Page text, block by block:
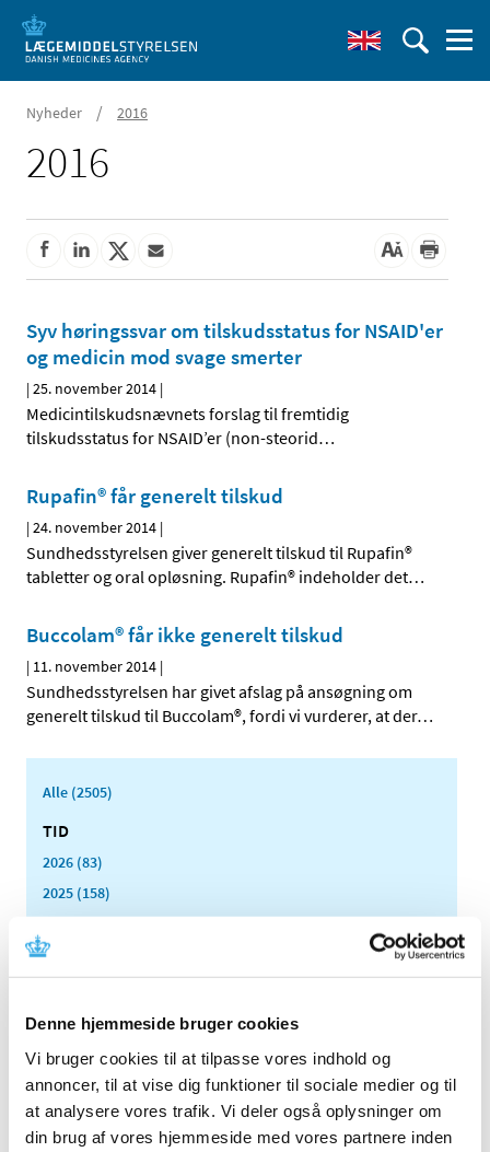
Denne hjemmeside bruger cookies
Vi bruger cookies til at tilpasse vores indhold og
annoncer, til at vise dig funktioner til sociale medier og til
at analysere vores trafik. Vi deler også oplysninger om
din brug af vores hjemmeside med vores partnere inden
Nyheder / 2016
2016
Syv høringssvar om tilskudsstatus for NSAID'er
og medicin mod svage smerter
|25. november 2014 |
Medicintilskudsnævnets forslag til fremtidig
tilskudsstatus for NSAID’er (non-steorid…
Rupafin® får generelt tilskud
|24. november 2014 |
Sundhedsstyrelsen giver generelt tilskud til Rupafin®
tabletter og oral opløsning. Rupafin® indeholder det…
Buccolam® får ikke generelt tilskud
| 11. november 2014 |
Sundhedsstyrelsen har givet afslag på ansøgning om
generelt tilskud til Buccolam®, fordi vi vurderer, at der…
Alle (2505)
TID
2026 (83)
2025 (158)
2024 (224)
2023 (195)
2022 (197)
2021 (516)
2019 (159)
2018 (150)
2017 (167)